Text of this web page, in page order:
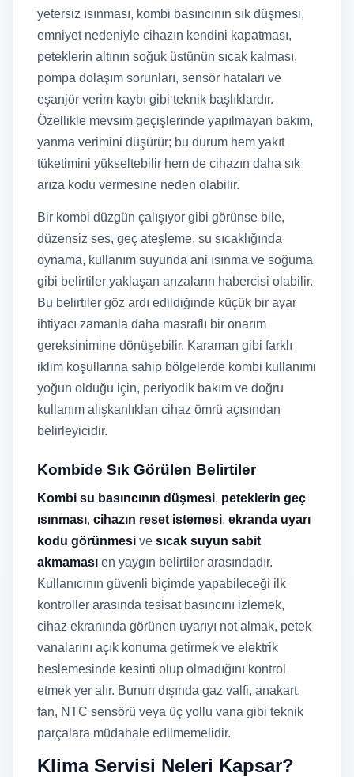
yetersiz ısınması, kombi basıncının sık düşmesi,
emniyet nedeniyle cihazın kendini kapatması,
peteklerin altının soğuk üstünün sıcak kalması,
pompa dolaşım sorunları, sensör hataları ve
eşanjör verim kaybı gibi teknik başlıklardır.
Özellikle mevsim geçişlerinde yapılmayan bakım,
yanma verimini düşürür; bu durum hem yakıt
tüketimini yükseltebilir hem de cihazın daha sık
arıza kodu vermesine neden olabilir.
Bir kombi düzgün çalışıyor gibi görünse bile,
düzensiz ses, geç ateşleme, su sıcaklığında
oynama, kullanım suyunda ani ısınma ve soğuma
gibi belirtiler yaklaşan arızaların habercisi olabilir.
Bu belirtiler göz ardı edildiğinde küçük bir ayar
ihtiyacı zamanla daha masraflı bir onarım
gereksinimine dönüşebilir. Karaman gibi farklı
iklim koşullarına sahip bölgelerde kombi kullanımı
yoğun olduğu için, periyodik bakım ve doğru
kullanım alışkanlıkları cihaz ömrü açısından
belirleyicidir.
Kombide Sık Görülen Belirtiler
Kombi su basıncının düşmesi, peteklerin geç
ısınması, cihazın reset istemesi, ekranda uyarı
kodu görünmesi ve sıcak suyun sabit
akmaması en yaygın belirtiler arasındadır.
Kullanıcının güvenli biçimde yapabileceği ilk
kontroller arasında tesisat basıncını izlemek,
cihaz ekranında görünen uyarıyı not almak, petek
vanalarını açık konuma getirmek ve elektrik
beslemesinde kesinti olup olmadığını kontrol
etmek yer alır. Bunun dışında gaz valfi, anakart,
fan, NTC sensörü veya üç yollu vana gibi teknik
parçalara müdahale edilmemelidir.
Klima Servisi Neleri Kapsar?